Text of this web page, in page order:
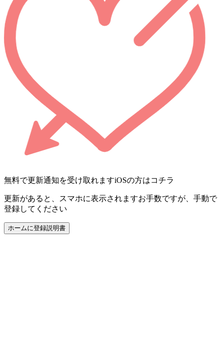
無料で更新通知を受け取れますiOSの方はコチラ
更新があると、スマホに表示されますお手数ですが、手動で
登録してください
ホームに登録説明書